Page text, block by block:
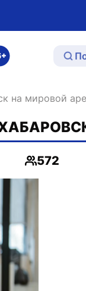
на мировой
Просмотры
572